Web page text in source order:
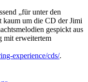
„für unter den
kaum um die CD der Jimi
gespickt aus
mit erweitertem
experience/cds/.